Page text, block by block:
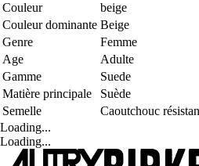
Couleur
beige
Couleur dominante Beige
Genre
Femme
Age
Adulte
Gamme
Suede
Matière principale
Suède
Semelle
Caoutchouc
Loading...
Loading...